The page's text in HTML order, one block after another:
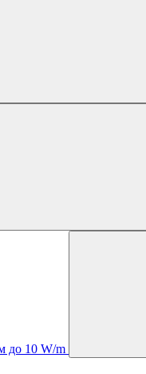
до 10 W/m